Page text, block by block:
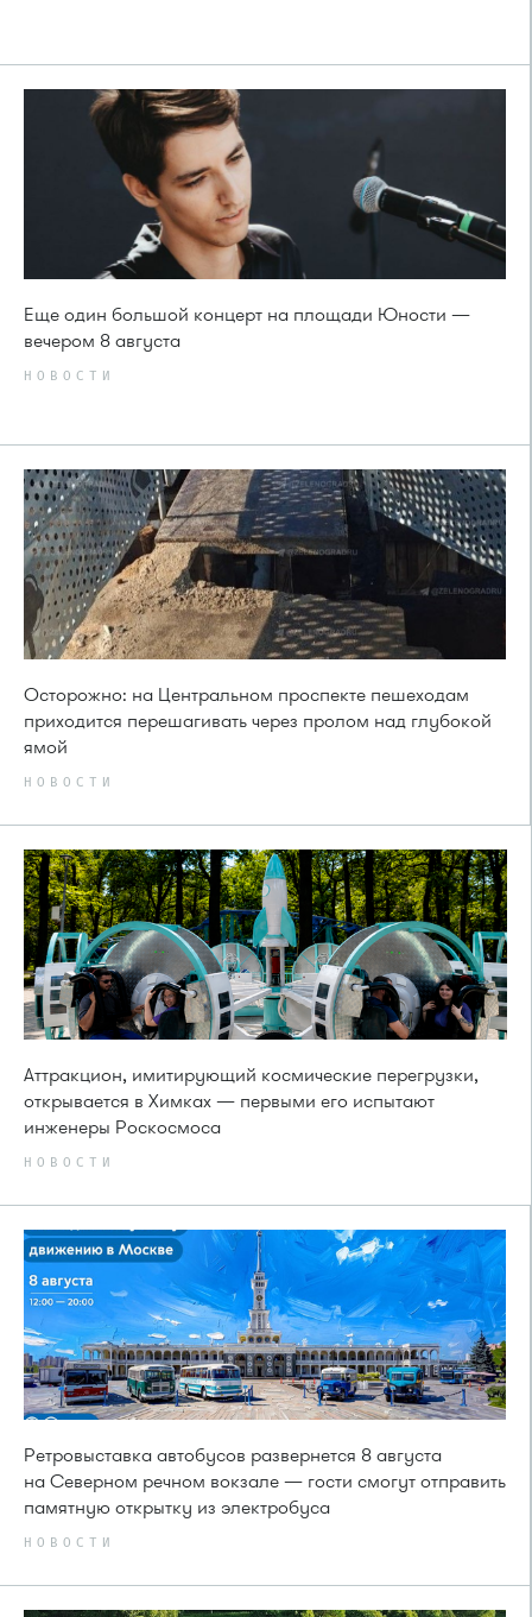
Еще один большой концерт на площади Юности —
вечером 8 августа
НОВОСТИ
Осторожно: на Центральном проспекте пешеходам
приходится перешагивать через пролом над глубокой
ямой
НОВОСТИ
Аттракцион, имитирующий космические перегрузки,
открывается в Химках — первыми его испытают
инженеры Роскосмоса
НОВОСТИ
Ретровыставка автобусов развернется 8 августа
на Северном речном вокзале — гости смогут отправить
памятную открытку из электробуса
НОВОСТИ